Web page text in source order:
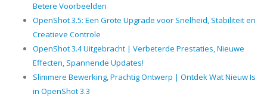
Betere Voorbeelden
OpenShot 3.5: Een Grote Upgrade voor Snelheid, Stabiliteit en
Creatieve Controle
OpenShot 3.4 Uitgebracht | Verbeterde Prestaties, Nieuwe
Effecten, Spannende Updates!
Slimmere Bewerking, Prachtig Ontwerp | Ontdek Wat Nieuw Is
in OpenShot 3.3